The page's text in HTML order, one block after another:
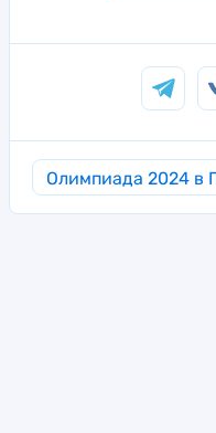
Олимпиада 2024 в